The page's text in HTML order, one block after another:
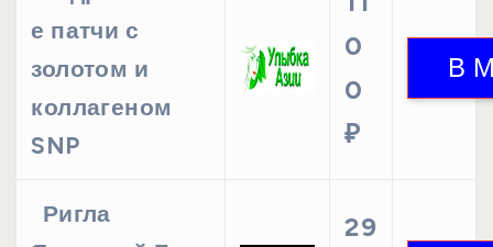
е патчи с
золотом и
коллагеном
SNP
0
0
₽
Ригла
29